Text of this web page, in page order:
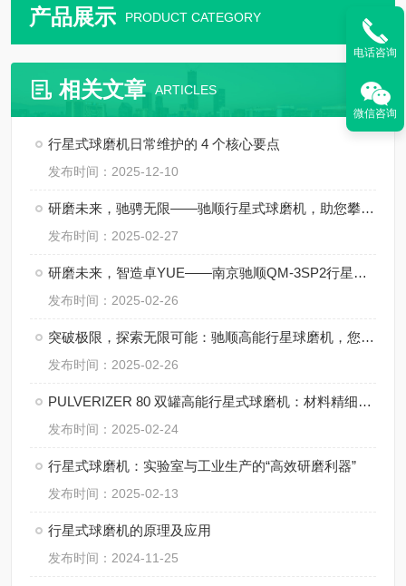
产品展示 PRODUCT CATEGORY
相关文章 ARTICLES
行星式球磨机日常维护的 4 个核心要点
发布时间：2025-12-10
研磨未来，驰骋无限——驰顺行星式球磨机，助您攀登科研高峰
发布时间：2025-02-27
研磨未来，智造卓YUE——南京驰顺QM-3SP2行星式球磨机，粉体制备新时代
发布时间：2025-02-26
突破极限，探索无限可能：驰顺高能行星球磨机，您理想的纳米材料制备利器
发布时间：2025-02-26
PULVERIZER 80 双罐高能行星式球磨机：材料精细研磨新纪元
发布时间：2025-02-24
行星式球磨机：实验室与工业生产的“高效研磨利器”
发布时间：2025-02-13
行星式球磨机的原理及应用
发布时间：2024-11-25
电话咨询
微信咨询